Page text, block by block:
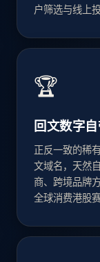
户筛选与线上
🏆
回文数字
正反一致的稀
文域名，天然
商、跨境品牌
全球消费港股